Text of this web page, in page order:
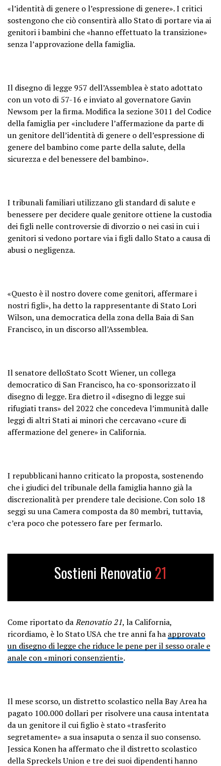
«l’identità di genere o l’espressione di genere». I critici
sostengono che ciò consentirà allo Stato di portare via ai
genitori i bambini che «hanno effettuato la transizione»
senza l’approvazione della famiglia.
Il disegno di legge 957 dell’Assemblea è stato adottato
con un voto di 57-16 e inviato al governatore Gavin
Newsom per la firma. Modifica la sezione 3011 del Codice
della famiglia per «includere l’affermazione da parte di
un genitore dell’identità di genere o dell’espressione di
genere del bambino come parte della salute, della
sicurezza e del benessere del bambino».
I tribunali familiari utilizzano gli standard di salute e
benessere per decidere quale genitore ottiene la custodia
dei figli nelle controversie di divorzio o nei casi in cui i
genitori si vedono portare via i figli dallo Stato a causa di
abusi o negligenza.
«Questo è il nostro dovere come genitori, affermare i
nostri figli», ha detto la rappresentante di Stato Lori
Wilson, una democratica della zona della Baia di San
Francisco, in un discorso all’Assemblea.
Il senatore delloStato Scott Wiener, un collega
democratico di San Francisco, ha co-sponsorizzato il
disegno di legge. Era dietro il «disegno di legge sui
rifugiati trans» del 2022 che concedeva l’immunità dalle
leggi di altri Stati ai minori che cercavano «cure di
affermazione del genere» in California.
I repubblicani hanno criticato la proposta, sostenendo
che i giudici del tribunale della famiglia hanno già la
discrezionalità per prendere tale decisione. Con solo 18
seggi su una Camera composta da 80 membri, tuttavia,
c’era poco che potessero fare per fermarlo.
Sostieni Renovatio 21
Come riportato daRenovatio 21, la California,
ricordiamo, è lo Stato USA che tre anni fa ha approvato
un disegno di legge che riduce le pene per il sesso orale e
anale con «minori consenzienti».
Il mese scorso, un distretto scolastico nella Bay Area ha
pagato 100.000 dollari per risolvere una causa intentata
da un genitore il cui figlio è stato «trasferito
segretamente» a sua insaputa o senza il suo consenso.
Jessica Konen ha affermato che il distretto scolastico
della Spreckels Union e tre dei suoi dipendenti hanno